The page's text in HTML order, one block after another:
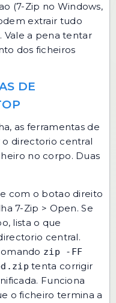
(7-Zip no Windows,
extrair tudo
Vale a pena tentar
dos ficheiros
DE
as ferramentas de
directorio central
no corpo. Duas
com o botao direito
7-Zip > Open. Se
lista o que
central.
zip -FF
tenta corrigir
Funciona
o ficheiro termina a